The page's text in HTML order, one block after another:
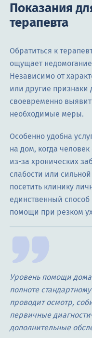
Показания
терапевта
Обратиться к
ощущает
Независимо от
или другие признаки
своевременно
необходимые меры.
Особенно удобна
на дом, когда
из-за хронических
слабости или
посетить клинику
единственный
помощи при резком
Уровень помощи дома
полноте
проводит осмотр,
первичные
дополнительные